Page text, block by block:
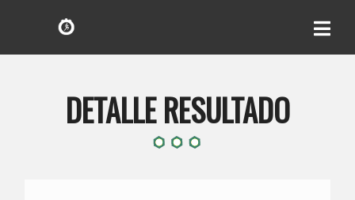
DETALLE RESULTADO